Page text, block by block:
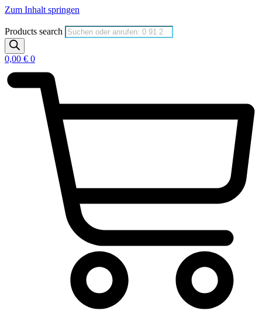
Zum Inhalt springen
Products search
0,00 € 0